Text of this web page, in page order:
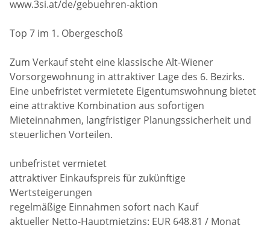
www.3si.at/de/gebuehren-aktion
Top 7 im 1. Obergeschoß
Zum Verkauf steht eine klassische Alt-Wiener
Vorsorgewohnung in attraktiver Lage des 6. Bezirks.
Eine unbefristet vermietete Eigentumswohnung bietet
eine attraktive Kombination aus sofortigen
Mieteinnahmen, langfristiger Planungssicherheit und
steuerlichen Vorteilen.
unbefristet vermietet
attraktiver Einkaufspreis für zukünftige
Wertsteigerungen
regelmäßige Einnahmen sofort nach Kauf
aktueller Netto-Hauptmietzins: EUR 648,81 / Monat